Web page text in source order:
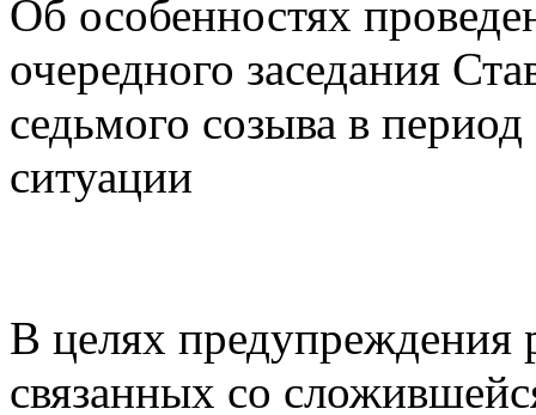
Об особенностях
очередного заседания
седьмого созыва в
ситуации
В целях предупреждения
связанных со